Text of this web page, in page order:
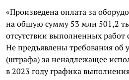
«Произведена оплата за
на общую сумму 53 млн 501,2
отсутствии выполненных работ
Не предъявлены требования об
(штрафа) за ненадлежащее
в 2023 году графика